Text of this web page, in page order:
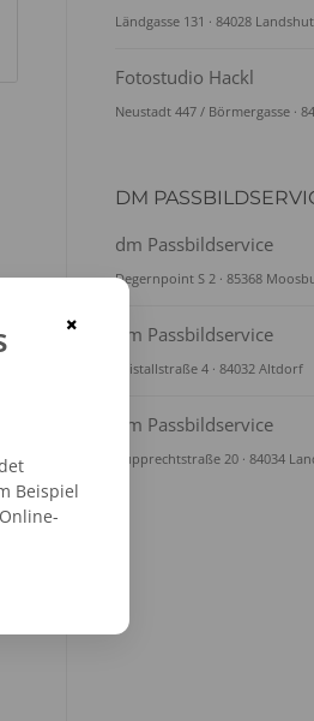
Ländgasse 131 · 84028 Landshut
Fotostudio Hackl
Neustadt 447 / Börmergasse ·
DM
dm Passbildservice
Degernpoint S 2 · 85368
dm Passbildservice
Kristallstraße 4 · 84032 Altdorf
dm Passbildservice
Rupprechtstraße 20 · 84034
×
Beispiel